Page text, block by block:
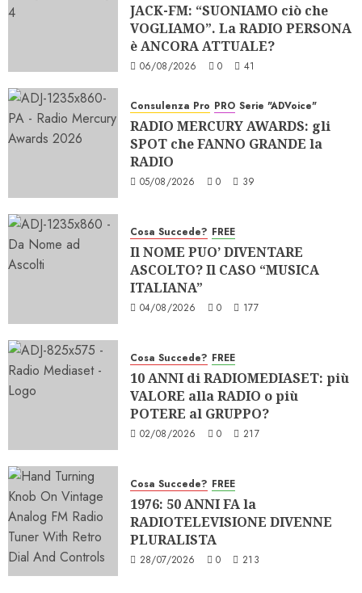
JACK-FM: “SUONIAMO ciò che
VOGLIAMO”. La RADIO PERSONA
è ANCORA ATTUALE?
06/08/2026 0 41
Consulenza Pro PRO Serie "ADVoice"
RADIO MERCURY AWARDS: gli
SPOT che FANNO GRANDE la
RADIO
05/08/2026 0 39
Cosa Succede? FREE
Il NOME PUO’ DIVENTARE
ASCOLTO? Il CASO “MUSICA
ITALIANA”
04/08/2026 0 177
Cosa Succede? FREE
10 ANNI di RADIOMEDIASET: più
VALORE alla RADIO o più
POTERE al GRUPPO?
02/08/2026 0 217
Cosa Succede? FREE
1976: 50 ANNI FA la
RADIOTELEVISIONE DIVENNE
PLURALISTA
28/07/2026 0 213